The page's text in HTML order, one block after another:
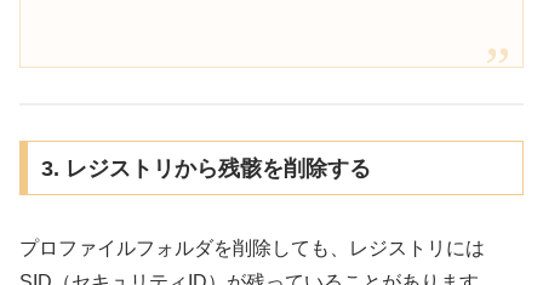
3. レジストリから残骸を削除する
プロファイルフォルダを削除しても、レジストリには